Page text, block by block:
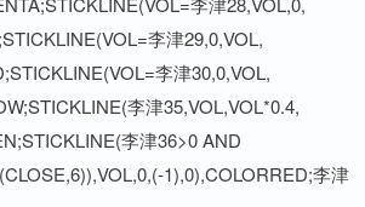
李津29,0,VOL,
李津30,0,VOL,
李津35,VOL,VOL*0.4,
李津36>0 AND
1),0),COLORRED;李津